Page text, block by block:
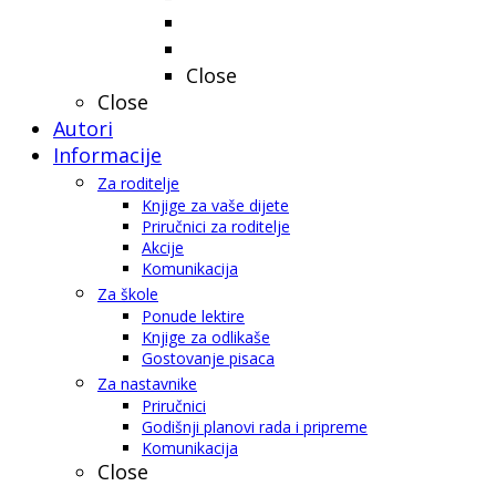
Close
Close
Autori
Informacije
Za roditelje
Knjige za vaše dijete
Priručnici za roditelje
Akcije
Komunikacija
Za škole
Ponude lektire
Knjige za odlikaše
Gostovanje pisaca
Za nastavnike
Priručnici
Godišnji planovi rada i pripreme
Komunikacija
Close